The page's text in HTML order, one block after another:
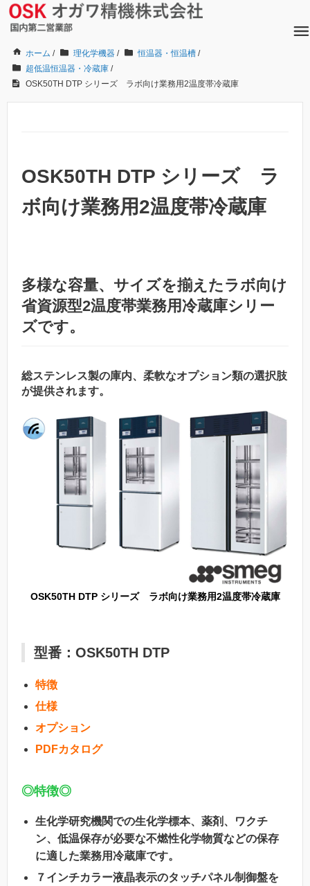
ホーム / 理化学機器 / 恒温器・恒温槽 /
超低温恒温器・冷蔵庫 /
OSK50TH DTP シリーズ ラボ向け業務用2温度帯冷蔵庫
OSK50TH DTP シリーズ ラ
ボ向け業務用2温度帯冷蔵庫
多様な容量、サイズを揃えたラボ向け
省資源型2温度帯業務用冷蔵庫シリー
ズです。
総ステンレス製の庫内、柔軟なオプション類の選択肢
が提供されます。
OSK50TH DTP シリーズ ラボ向け業務用2温度帯冷蔵庫
型番：OSK50TH DTP
特徴
仕様
オプション
PDFカタログ
◎特徴◎
生化学研究機関での生化学標本、薬剤、ワクチ
ン、低温保存が必要な不燃性化学物質などの保存
に適した業務用冷蔵庫です。
７インチカラー液晶表示のタッチパネル制御盤を